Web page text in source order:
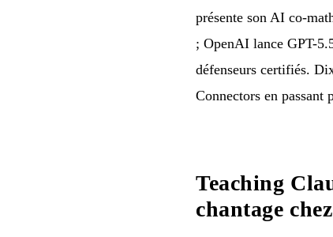
présente son AI co-
; OpenAI lance GPT-
défenseurs certifiés.
Connectors en
Teaching
chantage